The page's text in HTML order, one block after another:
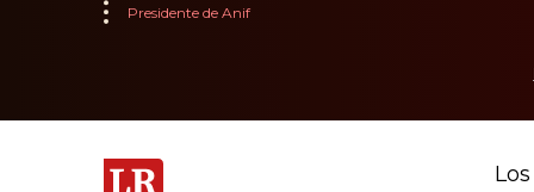
Presidente de Anif